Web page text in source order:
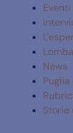
Eventi
News
Puglia
Storie